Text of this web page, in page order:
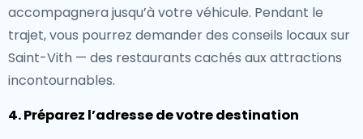
accompagnera jusqu’à votre véhicule. Pendant le
trajet, vous pourrez demander des conseils locaux sur
Saint-Vith — des restaurants cachés aux attractions
incontournables.
4. Préparez l’adresse de votre destination